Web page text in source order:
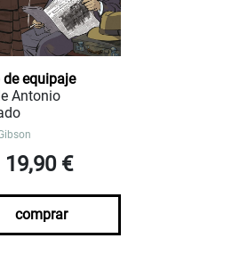
de equipaje
Antonio
19,90 €
comprar